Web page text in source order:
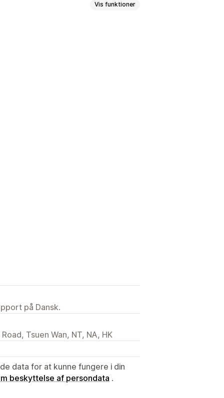
Vis funktioner
på Dansk.
Tsuen Wan, NT, NA, HK
data for at kunne fungere i din
beskyttelse af persondata .